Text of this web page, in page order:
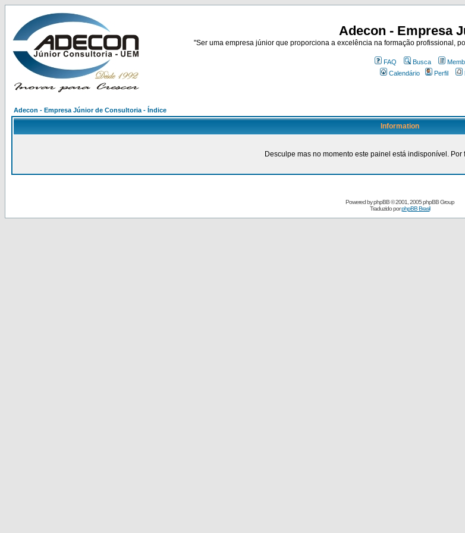
Adecon - Empresa
"Ser uma empresa júnior que proporciona a excelência na formação profissional,
FAQ Busca
Calendário
Perfil
Adecon - Empresa Júnior de Consultoria - Índice
Information
Desculpe mas no momento este painel está indisponível. Por
Powered byphpBB© 2001, 2005 phpBB Group
Traduzido porphpBB Brasil